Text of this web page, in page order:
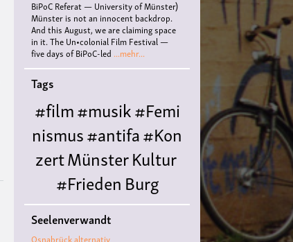
OSTERMARSCH
MÜNSTERLAND
BiPoC Referat — University of Münster)
Münster is not an innocent backdrop.
And this August, we are claiming space
in it. The Un•colonial Film Festival —
five days of BiPoC-led ...mehr...
Tags
#film#musik#Femi
nismus#antifa#Kon
zertMünsterKultur
#FriedenBurg
Hülshoffliteratur#
Queer#Workshop
Seelenverwandt
Osnabrück alternativ